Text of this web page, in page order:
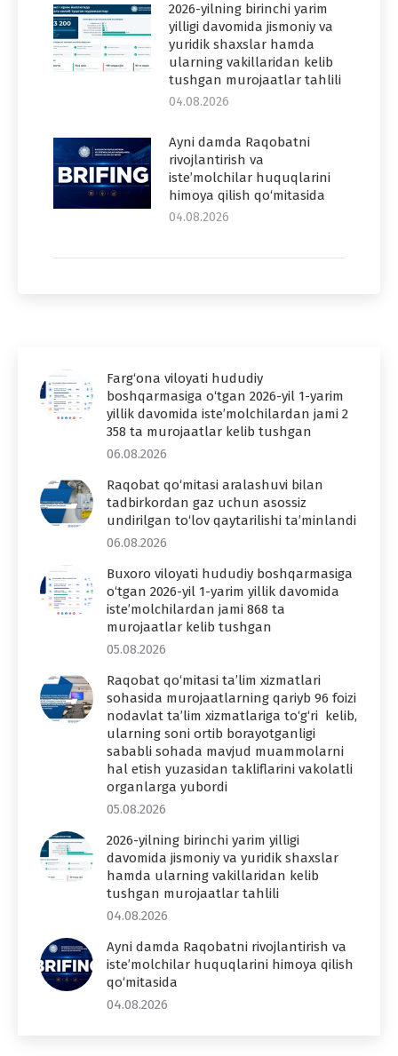
2026-yilning birinchi yarim
yilligi davomida jismoniy va
yuridik shaxslar hamda
ularning vakillaridan kelib
tushgan murojaatlar tahlili
04.08.2026
Ayni damda Raqobatni
rivojlantirish va
iste’molchilar huquqlarini
himoya qilish qo‘mitasida
04.08.2026
Farg‘ona viloyati hududiy
boshqarmasiga o‘tgan 2026-yil 1-yarim
yillik davomida iste’molchilardan jami 2
358 ta murojaatlar kelib tushgan
06.08.2026
Raqobat qo‘mitasi aralashuvi bilan
tadbirkordan gaz uchun asossiz
undirilgan to‘lov qaytarilishi ta’minlandi
06.08.2026
Buxoro viloyati hududiy boshqarmasiga
o‘tgan 2026-yil 1-yarim yillik davomida
iste’molchilardan jami 868 ta
murojaatlar kelib tushgan
05.08.2026
Raqobat qo‘mitasi ta’lim xizmatlari
sohasida murojaatlarning qariyb 96 foizi
nodavlat ta’lim xizmatlariga to‘g‘ri kelib,
ularning soni ortib borayotganligi
sababli sohada mavjud muammolarni
hal etish yuzasidan takliflarini vakolatli
organlarga yubordi
05.08.2026
2026-yilning birinchi yarim yilligi
davomida jismoniy va yuridik shaxslar
hamda ularning vakillaridan kelib
tushgan murojaatlar tahlili
04.08.2026
Ayni damda Raqobatni rivojlantirish va
iste’molchilar huquqlarini himoya qilish
qo‘mitasida
04.08.2026